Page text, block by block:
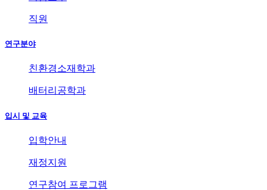
직원
연구분야
친환경소재학과
배터리공학과
입시 및 교육
입학안내
재정지원
연구참여 프로그램